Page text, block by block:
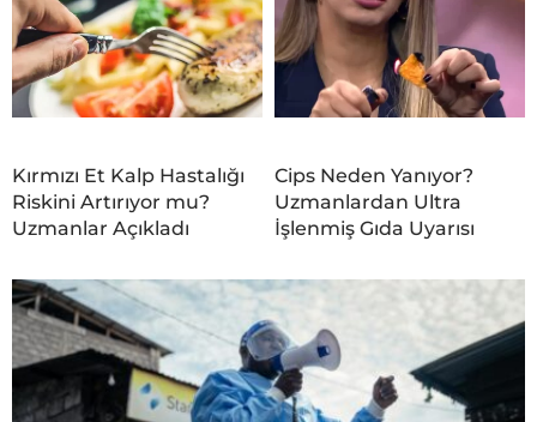
Kırmızı Et Kalp Hastalığı
Riskini Artırıyor mu?
Uzmanlar Açıkladı
Cips Neden Yanıyor?
Uzmanlardan Ultra
İşlenmiş Gıda Uyarısı